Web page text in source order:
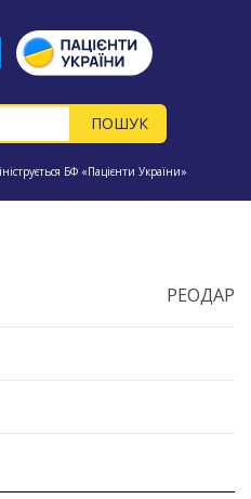
БФ «Пацієнти України»
РЕОДАР